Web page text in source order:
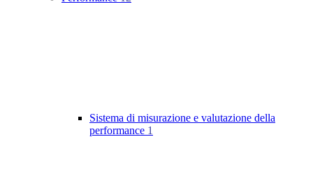
Sistema di misurazione e valutazione della
performance 1